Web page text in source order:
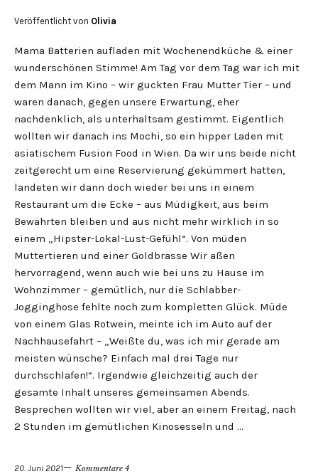
Veröffentlicht von Olivia
Mama Batterien aufladen mit Wochenendküche & einer
wunderschönen Stimme! Am Tag vor dem Tag war ich mit
dem Mann im Kino – wir guckten Frau Mutter Tier – und
waren danach, gegen unsere Erwartung, eher
nachdenklich, als unterhaltsam gestimmt. Eigentlich
wollten wir danach ins Mochi, so ein hipper Laden mit
asiatischem Fusion Food in Wien. Da wir uns beide nicht
zeitgerecht um eine Reservierung gekümmert hatten,
landeten wir dann doch wieder bei uns in einem
Restaurant um die Ecke – aus Müdigkeit, aus beim
Bewährten bleiben und aus nicht mehr wirklich in so
einem „Hipster-Lokal-Lust-Gefühl“. Von müden
Muttertieren und einer Goldbrasse Wir aßen
hervorragend, wenn auch wie bei uns zu Hause im
Wohnzimmer – gemütlich, nur die Schlabber-
Jogginghose fehlte noch zum kompletten Glück. Müde
von einem Glas Rotwein, meinte ich im Auto auf der
Nachhausefahrt – „Weißte du, was ich mir gerade am
meisten wünsche? Einfach mal drei Tage nur
durchschlafen!“. Irgendwie gleichzeitig auch der
gesamte Inhalt unseres gemeinsamen Abends.
Besprechen wollten wir viel, aber an einem Freitag, nach
2 Stunden im gemütlichen Kinosesseln und …
20. Juni 2021
Kommentare 4